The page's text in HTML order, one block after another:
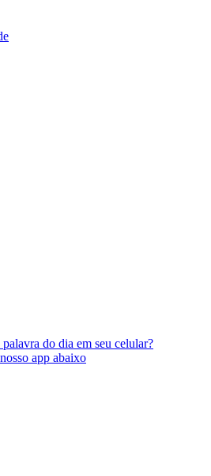
do dia em seu celular?
app abaixo